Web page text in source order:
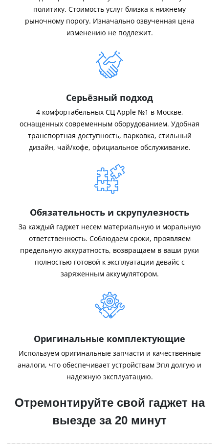
политику. Стоимость услуг близка к нижнему
рыночному порогу. Изначально озвученная цена
изменению не подлежит.
Серьёзный подход
4 комфортабельных СЦ Apple №1 в Москве,
оснащенных современным оборудованием. Удобная
транспортная доступность, парковка, стильный
дизайн, чай/кофе, официальное обслуживание.
Обязательность и скрупулезность
За каждый гаджет несем материальную и моральную
ответственность. Соблюдаем сроки, проявляем
предельную аккуратность, возвращаем в ваши руки
полностью готовой к эксплуатации девайс с
заряженным аккумулятором.
Оригинальные комплектующие
Используем оригинальные запчасти и качественные
аналоги, что обеспечивает устройствам Эпл долгую и
надежную эксплуатацию.
Отремонтируйте свой гаджет на
выезде за 20 минут